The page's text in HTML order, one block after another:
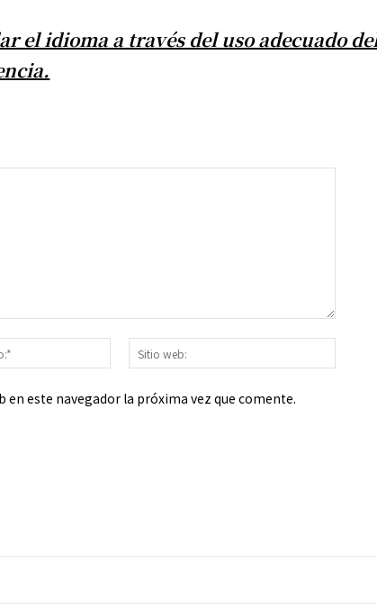
el idioma a través del uso adecuado
Correo
electrónico:*
web:
este navegador la próxima vez que comente.